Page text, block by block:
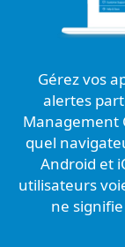
Gérez vos
alertes
Management
quel
Android et
utilisateurs
ne